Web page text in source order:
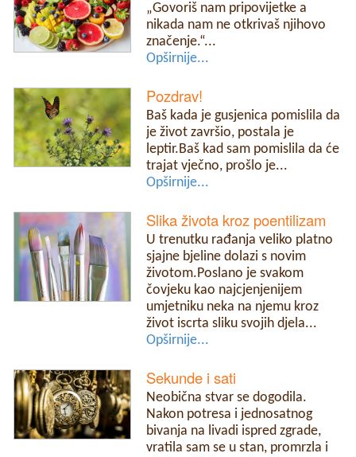
„Govoriš nam pripovijetke a
nikada nam ne otkrivaš njihovo
značenje.“...
Opširnije...
Pozdrav!
Baš kada je gusjenica pomislila da
je život završio, postala je
leptir.Baš kad sam pomislila da će
trajat vječno, prošlo je...
Opširnije...
Slika života kroz poentilizam
U trenutku rađanja veliko platno
sjajne bjeline dolazi s novim
životom.Poslano je svakom
čovjeku kao najcjenjenijem
umjetniku neka na njemu kroz
život iscrta sliku svojih djela...
Opširnije...
Sekunde i sati
Neobična stvar se dogodila.
Nakon potresa i jednosatnog
bivanja na livadi ispred zgrade,
vratila sam se u stan, promrzla i